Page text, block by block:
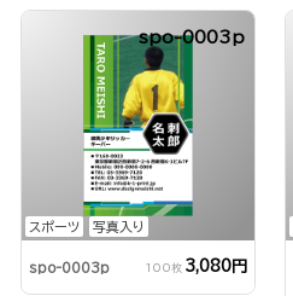
スポーツ 写真入り
spo-0003p
spo-0003p 100枚 3,080円